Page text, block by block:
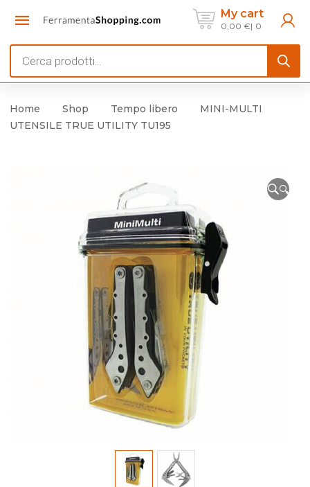
My cart
0,00 € 0
search
Home Shop Tempo libero
MINI-MULTI
UTENSILE TRUE UTILITY TU195
🔍